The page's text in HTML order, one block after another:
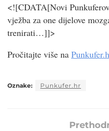
<![CDATA[Novi
vježba za one dijelove
trenirati…]]>
Pročitajte više na
Oznake: Punkufer.hr